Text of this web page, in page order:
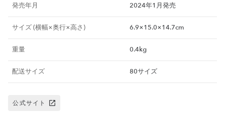
発売年月 2024年1月発売
サイズ (横幅×奥行×高さ) 6.9×15.0×14.7cm
重量 0.4kg
配送サイズ 80サイズ
公式サイト